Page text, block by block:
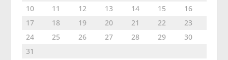
10
11 12 13 14 15
16
17
18 19 20 21 22
23
24
25 26 27 28 29
30
31